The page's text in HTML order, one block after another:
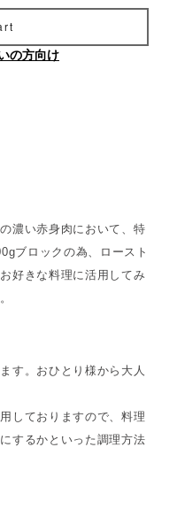
の方向け
濃い赤身肉において、特
ブロックの為、ロースト
好きな料理に活用してみ
す。おひとり様から大人
しておりますので、料理
するかといった調理方法